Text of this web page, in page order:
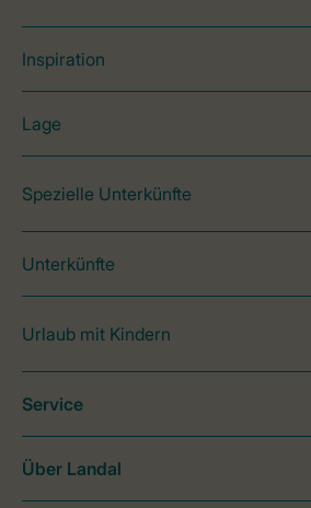
Inspiration
Lage
Spezielle Unterkünfte
Unterkünfte
Urlaub mit Kindern
Service
Über Landal